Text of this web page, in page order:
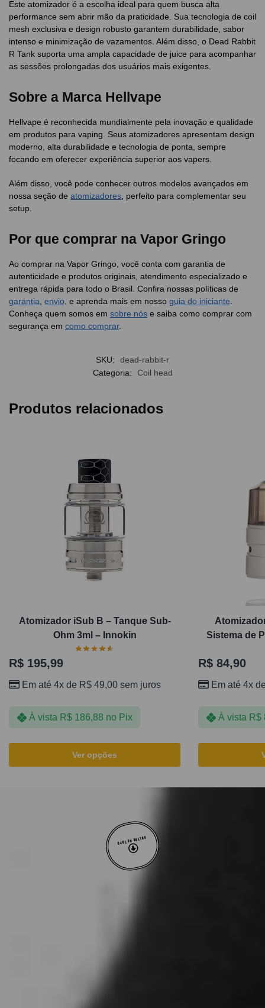
Este atomizador é a escolha ideal para quem busca alta
performance sem abrir mão da praticidade. Sua tecnologia de coil
mesh exclusiva e design robusto garantem durabilidade, sabor
intenso e minimização de vazamentos. Além disso, o Dead Rabbit
R Tank suporta uma ampla capacidade de juice para acompanhar
as sessões prolongadas dos usuários mais exigentes.
Sobre a Marca Hellvape
Hellvape é reconhecida mundialmente pela inovação e qualidade
em produtos para vaping. Seus atomizadores apresentam design
moderno, alta durabilidade e tecnologia de ponta, sempre
focando em oferecer experiência superior aos vapers.
Além disso, você pode conhecer outros modelos avançados em
nossa seção de atomizadores , perfeito para complementar seu
setup.
Por que comprar na Vapor Gringo
Ao comprar na Vapor Gringo, você conta com garantia de
autenticidade e produtos originais, atendimento especializado e
entrega rápida para todo o Brasil. Confira nossas políticas de
garantia envio , e aprenda mais em nosso guia do iniciante
Conheça quem somos em sobre nós e saiba como comprar com
segurança em como comprar.
SKU:
dead-rabbit-r
Categoria:
Coil head
Produtos relacionados
Atomizador iSub B – Tanque Sub-
Ohm 3ml – Innokin
R$ 195,99
Em até 4x de R$ 49,00 sem juros
À vista R$186,88 no Pix
Ver opções
Sistema de
R$ 84,90
Em até 4x
À vista R$
VOLTAR AO TOPO